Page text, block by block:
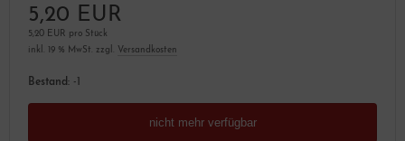
5,20 EUR
5,20 EUR pro Stück
inkl. 19 % MwSt. zzgl. Versandkosten
Bestand: -1
nicht mehr verfügbar